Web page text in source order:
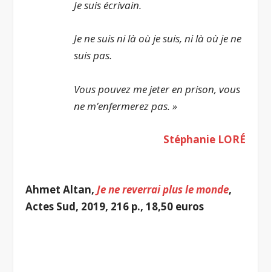
Je suis écrivain.
Je ne suis ni là où je suis, ni là où je ne
suis pas.
Vous pouvez me jeter en prison, vous
ne m’enfermerez pas. »
Stéphanie LORÉ
Ahmet Altan,Je ne reverrai plus le monde,
Actes Sud, 2019, 216 p., 18,50 euros